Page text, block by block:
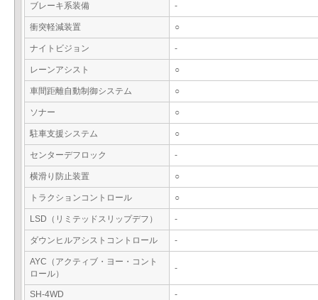
ブレーキ系装備 -
衝突軽減装置 ○
ナイトビジョン -
レーンアシスト ○
車間距離自動制御システム ○
ソナー ○
駐車支援システム ○
センターデフロック -
横滑り防止装置 ○
トラクションコントロール ○
LSD（リミテッドスリップデフ） -
ダウンヒルアシストコントロール -
AYC（アクティブ・ヨー・コント
ロール）
-
SH-4WD
-